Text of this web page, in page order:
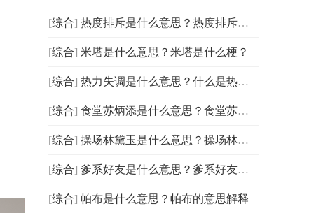
[综合] 热度排斥是什么意思？热度排斥是什么梗？
[综合] 米塔是什么意思？米塔是什么梗？
[综合] 热力失调是什么意思？什么是热力失调？
[综合] 食堂苏炳添是什么意思？食堂苏炳添是什么梗？
[综合] 操场林黛玉是什么意思？操场林黛玉是什么梗？
[综合] 爹系好友是什么意思？爹系好友是什么梗？
[综合] 帕布是什么意思？帕布的意思解释